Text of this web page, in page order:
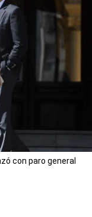
con paro general